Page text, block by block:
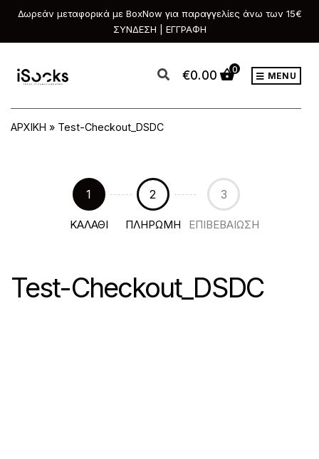
Δωρεάν μεταφορικά με BoxNow για παραγγελίες άνω των 15€
ΣΥΝΔΕΣΗ | ΕΓΓΡΑΦΗ
€0.00 0
MENU
ΑΡΧΙΚΗ » Test-Checkout_DSDC
1
ΚΑΛΑΘΙ
2
ΠΛΗΡΩΜΗ
3
ΕΠΙΒΕΒΑΙΩΣΗ
Test-Checkout_DSDC